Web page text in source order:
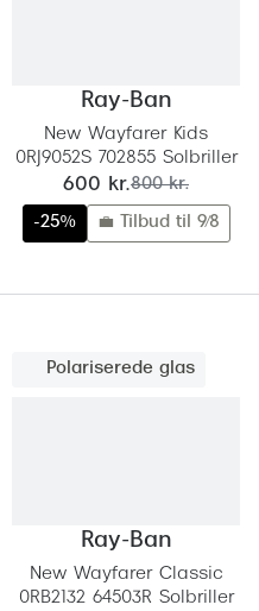
Emporio
Michael
Ralph
Armani
Ray-Ban
New Wayfarer Kids
0RJ9052S 702855 Solbriller
nu:
600 kr.før:
800 kr.
-25% 💼 Tilbud til 9/8
Polariserede glas
Ray-Ban
New Wayfarer Classic
0RB2132 64503R Solbriller